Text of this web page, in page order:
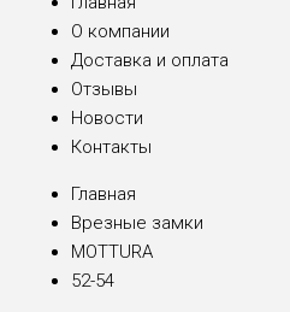
О компании
Доставка и оплата
Отзывы
Новости
Контакты
Главная
Врезные замки
MOTTURA
52-54